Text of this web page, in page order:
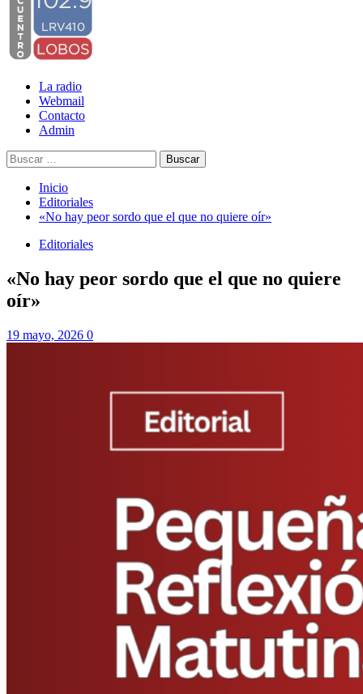
La radio
Webmail
Contacto
Admin
Buscar:
Inicio
Editoriales
«No hay peor sordo que el que no quiere oír»
Editoriales
«No hay peor sordo que el que no quiere
oír»
19 mayo, 2026 0